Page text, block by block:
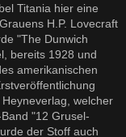
Titania hier eine
H.P. Lovecraft
"The Dunwich
bereits 1928 und
amerikanischen
welcher
"12 Grusel-
der Stoff auch